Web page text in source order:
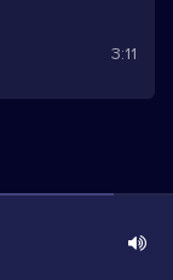
3:11